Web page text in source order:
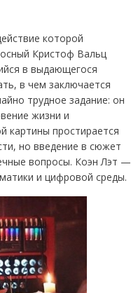
которой
Кристоф Вальц
в выдающегося
в чем заключается
трудное задание: он
жизни и
картины простирается
но введение в сюжет
вопросы. Коэн Лэт —
и цифровой среды.